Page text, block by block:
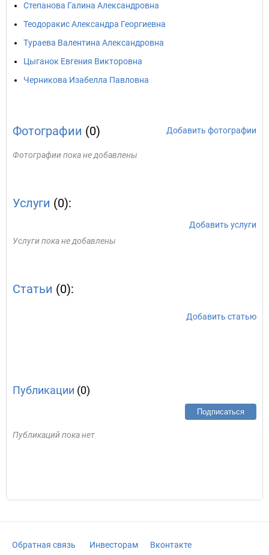
Степанова Галина Александровна
Теодоракис Александра Георгиевна
Тураева Валентина Александровна
Цыганок Евгения Викторовна
Черникова Изабелла Павловна
Фотографии (0) Добавить фотографии
Фотографии пока не добавлены
Услуги (0):
Добавить услуги
Услуги пока не добавлены
Статьи (0):
Добавить статью
Публикации (0)
Подписаться
Публикаций пока нет
Обратная связь Инвесторам Вконтакте